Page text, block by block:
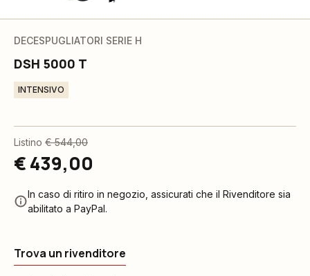
DECESPUGLIATORI SERIE H
DSH 5000 T
INTENSIVO
Listino € 544,00
€ 439,00
In caso di ritiro in negozio, assicurati che il Rivenditore sia
abilitato a PayPal.
Trova un rivenditore